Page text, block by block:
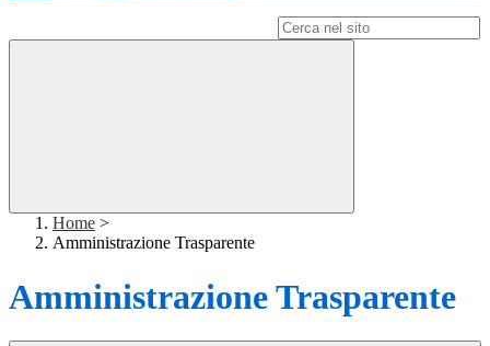
Home >
Amministrazione Trasparente
Amministrazione Trasparente